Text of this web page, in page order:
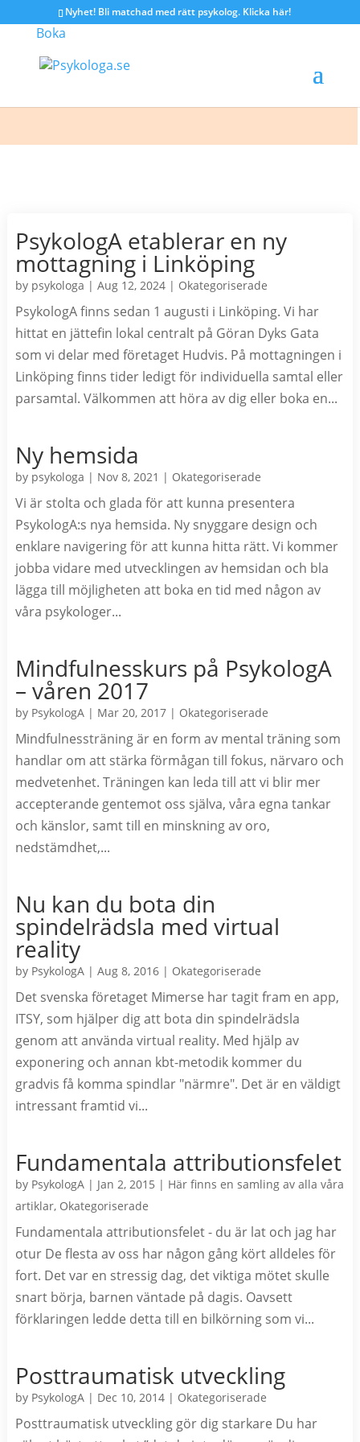
Nyhet! Bli matchad med rätt psykolog. Klicka här!
Boka
PsykologA etablerar en ny
mottagning i Linköping
by psykologa | Aug 12, 2024| Okategoriserade
PsykologA finns sedan 1 augusti i Linköping. Vi har
hittat en jättefin lokal centralt på Göran Dyks Gata
som vi delar med företaget Hudvis. På mottagningen i
Linköping finns tider ledigt för individuella samtal eller
parsamtal. Välkommen att höra av dig eller boka en...
Ny hemsida
by psykologa | Nov 8, 2021 | Okategoriserade
Vi är stolta och glada för att kunna presentera
PsykologA:s nya hemsida. Ny snyggare design och
enklare navigering för att kunna hitta rätt. Vi kommer
jobba vidare med utvecklingen av hemsidan och bla
lägga till möjligheten att boka en tid med någon av
våra psykologer...
Mindfulnesskurs på PsykologA
– våren 2017
by PsykologA| Mar 20, 2017| Okategoriserade
Mindfulnessträning är en form av mental träning som
handlar om att stärka förmågan till fokus, närvaro och
medvetenhet. Träningen kan leda till att vi blir mer
accepterande gentemot oss själva, våra egna tankar
och känslor, samt till en minskning av oro,
nedstämdhet,...
Nu kan du bota din
spindelrädsla med virtual
reality
by PsykologA| Aug 8, 2016| Okategoriserade
Det svenska företaget Mimerse har tagit fram en app,
ITSY, som hjälper dig att bota din spindelrädsla
genom att använda virtual reality. Med hjälp av
exponering och annan kbt-metodik kommer du
gradvis få komma spindlar "närmre". Det är en väldigt
intressant framtid vi...
Fundamentala attributionsfelet
by PsykologA| Jan 2, 2015 | Här finns en samling av alla våra
artiklar, Okategoriserade
Fundamentala attributionsfelet - du är lat och jag har
otur De flesta av oss har någon gång kört alldeles för
fort. Det var en stressig dag, det viktiga mötet skulle
snart börja, barnen väntade på dagis. Oavsett
förklaringen ledde detta till en bilkörning som vi...
Posttraumatisk utveckling
by PsykologA| Dec 10, 2014| Okategoriserade
Posttraumatisk utveckling gör dig starkare Du har